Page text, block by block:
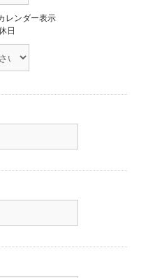
レンダー表示
日